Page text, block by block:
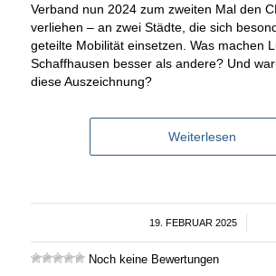
Verband nun 2024 zum zweiten Mal den
verliehen – an zwei Städte, die sich
geteilte Mobilität einsetzen. Was machen
Schaffhausen besser als andere? Und
diese Auszeichnung?
Weiterlesen
19. FEBRUAR 2025
/
Noch keine Bewertungen